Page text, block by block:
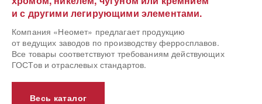
и с другими легирующими элементами.
Компания «Неомет» предлагает продукцию
от ведущих заводов по производству ферросплавов.
Все товары соответствуют требованиям действующих
ГОСТов и отраслевых стандартов.
Весь каталог